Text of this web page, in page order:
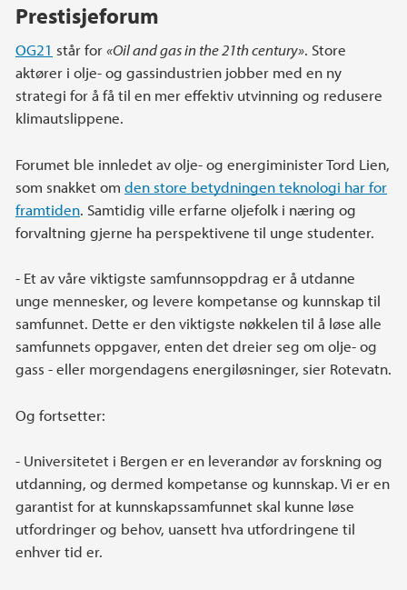
Prestisjeforum
OG21 står for«Oil and gas in the 21th century». Store
aktører i olje- og gassindustrien jobber med en ny
strategi for å få til en mer effektiv utvinning og redusere
klimautslippene.
Forumet ble innledet av olje- og energiminister Tord Lien,
som snakket om den store betydningen teknologi har for
framtiden. Samtidig ville erfarne oljefolk i næring og
forvaltning gjerne ha perspektivene til unge studenter.
- Et av våre viktigste samfunnsoppdrag er å utdanne
unge mennesker, og levere kompetanse og kunnskap til
samfunnet. Dette er den viktigste nøkkelen til å løse alle
samfunnets oppgaver, enten det dreier seg om olje- og
gass - eller morgendagens energiløsninger, sier Rotevatn.
Og fortsetter:
- Universitetet i Bergen er en leverandør av forskning og
utdanning, og dermed kompetanse og kunnskap. Vi er en
garantist for at kunnskapssamfunnet skal kunne løse
utfordringer og behov, uansett hva utfordringene til
enhver tid er.